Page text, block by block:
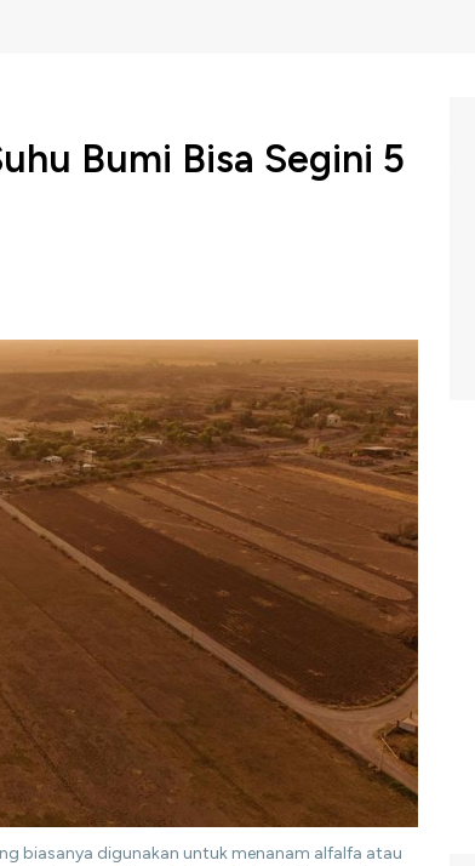
Bumi Bisa Segini 5
biasanya digunakan untuk menanam alfalfa atau